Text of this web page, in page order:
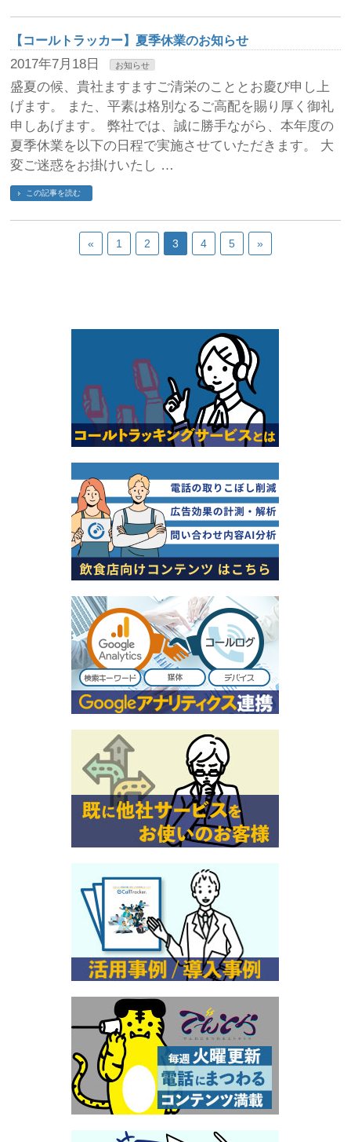
【コールトラッカー】夏季休業のお知らせ
2017年7月18日 お知らせ
盛夏の候、貴社ますますご清栄のこととお慶び申し上
げます。 また、平素は格別なるご高配を賜り厚く御礼
申しあげます。 弊社では、誠に勝手ながら、本年度の
夏季休業を以下の日程で実施させていただきます。 大
変ご迷惑をお掛けいたし …
この記事を読む
« 1 2 3 4 5 »